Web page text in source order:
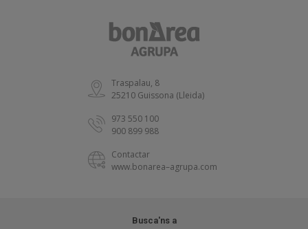
Traspalau, 8
25210 Guissona (Lleida)
973 550 100
900 899 988
Contactar
www.bonarea–agrupa.com
Busca'ns a